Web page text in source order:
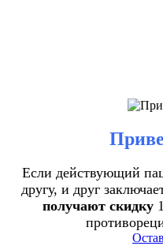
Если действующий
другу, и друг
получают скидку